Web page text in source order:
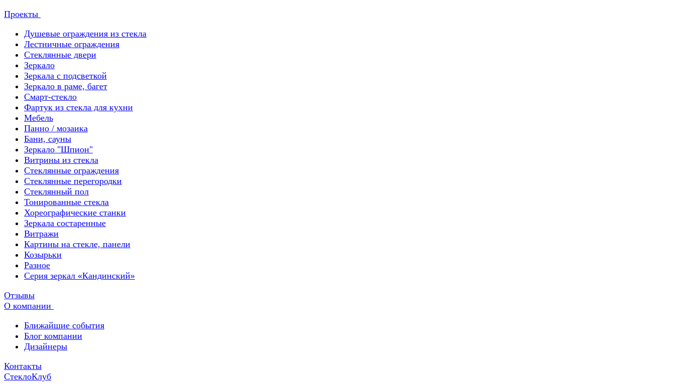
Проекты
Душевые ограждения из стекла
Лестничные ограждения
Стеклянные двери
Зеркало
Зеркала с подсветкой
Зеркало в раме, багет
Смарт-стекло
Фартук из стекла для кухни
Мебель
Панно / мозаика
Бани, сауны
Зеркало "Шпион"
Витрины из стекла
Стеклянные ограждения
Стеклянные перегородки
Стеклянный пол
Тонированные стекла
Хореографические станки
Зеркала состаренные
Витражи
Картины на стекле, панели
Козырьки
Разное
Серия зеркал «Кандинский»
Отзывы
О компании
Ближайшие события
Блог компании
Дизайнеры
Контакты
СтеклоКлуб